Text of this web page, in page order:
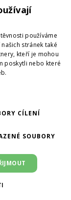
používáme
stránek také
kteří je mohou
poskytli nebo které
CÍLENÍ
SOUBORY